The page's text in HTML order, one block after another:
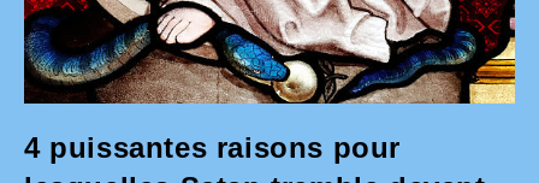
4 puissantes raisons pour